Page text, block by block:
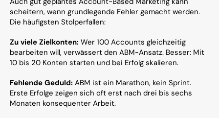
scheitern, wenn grundlegende Fehler gemacht werden.
Die häufigsten Stolperfallen:
Zu viele Zielkonten: Wer 100 Accounts gleichzeitig
bearbeiten will, verwässert den ABM-Ansatz. Besser: Mit
10 bis 20 Konten starten und bei Erfolg skalieren.
Fehlende Geduld: ABM ist ein Marathon, kein Sprint.
Erste Erfolge zeigen sich oft erst nach drei bis sechs
Monaten konsequenter Arbeit.